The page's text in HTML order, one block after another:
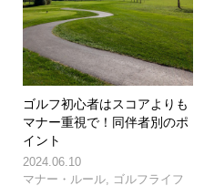
ゴルフ初心者はスコアよりも
マナー重視で！同伴者別のポ
イント
2024.06.10
マナー・ルール, ゴルフライフ